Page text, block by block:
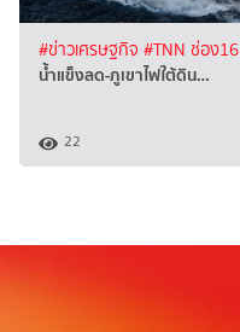
#ข่าวเศรษฐกิจ #TNN ช่อง16
น้ำแข็งลด-ภูเขาไฟใต้ดิน…
22